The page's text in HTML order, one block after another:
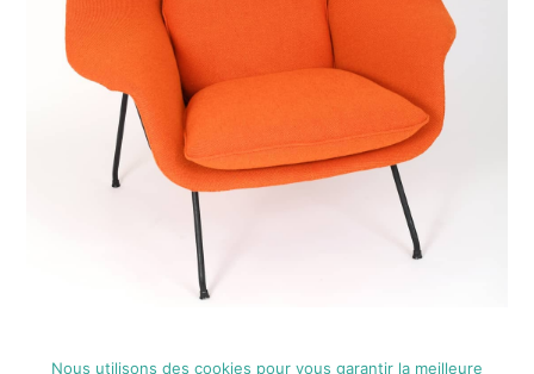
Nous utilisons des cookies pour vous garantir la meilleure